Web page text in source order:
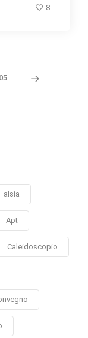
8
05
alsia
Apt
Caleidoscopio